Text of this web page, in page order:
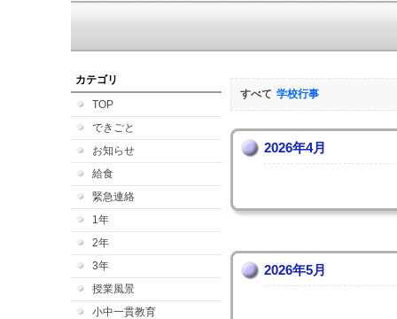
カテゴリ
TOP
できごと
お知らせ
給食
緊急連絡
1年
2年
3年
授業風景
小中一貫教育
すべて 学校行事
2026年4月
2026年5月